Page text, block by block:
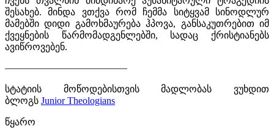
შესახებ. მინდა ვთქვა რომ ჩემმა სიტყვამ სინოდლურ
მამებში დიდი გამოხმაურება ჰპოვა, განსაკუთრებით იმ
ქვეყნების წარმომადგენლებში, სადაც ქრისტიანებს
ავიწროვებენ.
————————————–
სტატიის მოწოდებისთვის მადლობას ვუხდით
ბლოგს Junior Theologians
წყარო